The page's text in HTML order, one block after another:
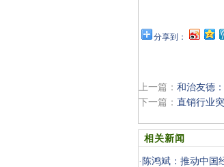
分享到：
上一篇： 和治友德
下一篇： 直销行业
相关新闻
· 陈鸿斌：推动中国